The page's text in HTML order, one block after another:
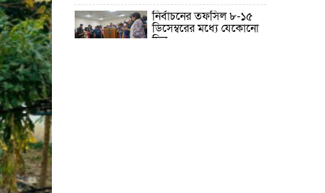
নির্বাচনের তফসিল ৮-১৫
ডিসেম্বরের মধ্যে যেকোনো
দিন